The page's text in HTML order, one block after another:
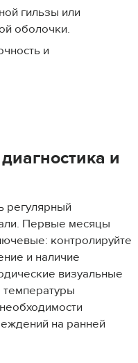
гильзы или
оболочки.
и
и
регулярный
Первые месяцы
контролируйте
и наличие
визуальные
на ранней